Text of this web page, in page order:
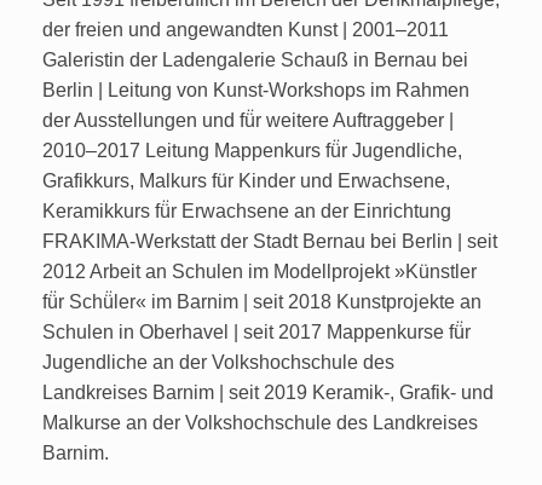
der freien und angewandten Kunst | 2001–2011
Galeristin der Ladengalerie Schauß in Bernau bei
Berlin | Leitung von Kunst-Workshops im Rahmen
der Ausstellungen und fü̈r weitere Auftraggeber |
2010–2017 Leitung Mappenkurs fü̈r Jugendliche,
Grafikkurs, Malkurs für Kinder und Erwachsene,
Keramikkurs fü̈r Erwachsene an der Einrichtung
FRAKIMA-Werkstatt der Stadt Bernau bei Berlin | seit
2012 Arbeit an Schulen im Modellprojekt »Künstler
fü̈r Schü̈ler« im Barnim | seit 2018 Kunstprojekte an
Schulen in Oberhavel | seit 2017 Mappenkurse fü̈r
Jugendliche an der Volkshochschule des
Landkreises Barnim | seit 2019 Keramik-, Grafik- und
Malkurse an der Volkshochschule des Landkreises
Barnim.